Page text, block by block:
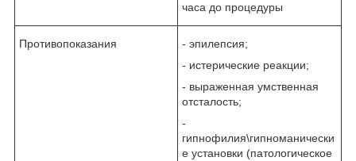
часа до процедуры
Противопоказания
- эпилепсия;
- истерические реакции;
- выраженная умственная
отсталость;
-
гипнофилия\гипноманически
е установки (патологическое